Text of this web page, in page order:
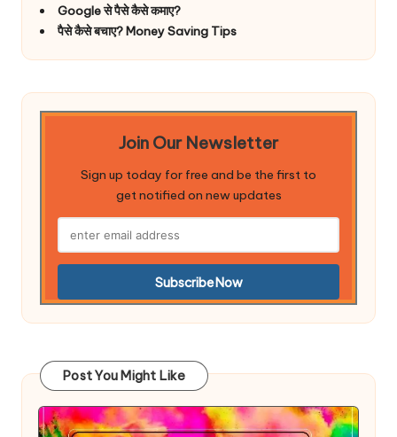
Google से पैसे कैसे कमाए?
पैसे कैसे बचाए? Money Saving Tips
Join Our Newsletter
Sign up today for free and be the first to
get notified on new updates
Post You Might Like